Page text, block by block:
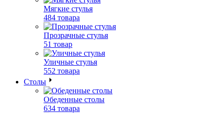
Мягкие стулья
484 товара
Прозрачные стулья
51 товар
Уличные стулья
552 товара
Столы
Обеденные столы
634 товара